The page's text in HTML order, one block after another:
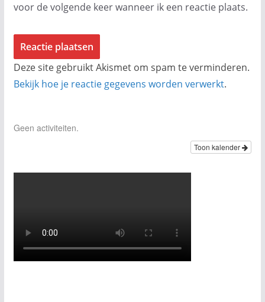
voor de volgende keer wanneer ik een reactie plaats.
Deze site gebruikt Akismet om spam te verminderen.
Bekijk hoe je reactie gegevens worden verwerkt.
Geen activiteiten.
Toon kalender